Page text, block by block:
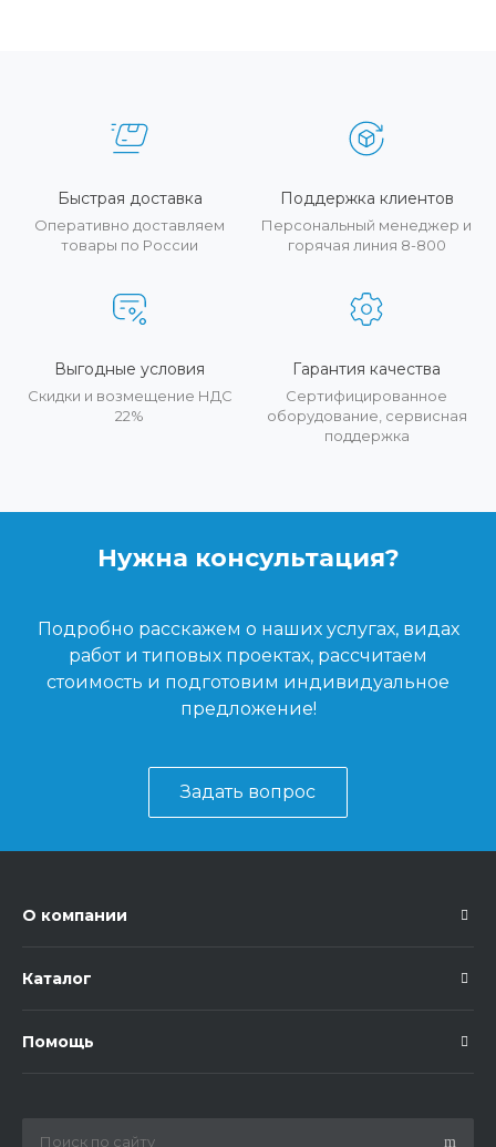
Быстрая доставка
Оперативно доставляем
товары по России
Поддержка клиентов
Персональный менеджер и
горячая линия 8-800
Выгодные условия
Скидки и возмещение НДС
22%
Гарантия качества
Сертифицированное
оборудование, сервисная
поддержка
Нужна консультация?
Подробно расскажем о наших услугах, видах
работ и типовых проектах, рассчитаем
стоимость и подготовим индивидуальное
предложение!
Задать вопрос
О компании
Каталог
Помощь